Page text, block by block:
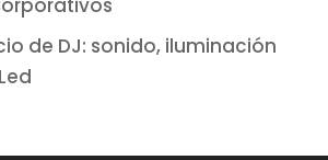
de DJ: sonido, iluminación